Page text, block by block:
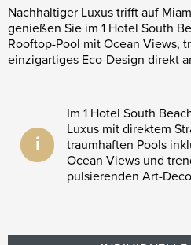
Nachhaltiger Luxus trifft auf
genießen Sie im 1 Hotel South
Rooftop-Pool mit Ocean Views,
einzigartiges Eco-Design direkt
i
Im 1 Hotel South
Luxus mit direktem
traumhaften Pools
Ocean Views und
pulsierenden Art-